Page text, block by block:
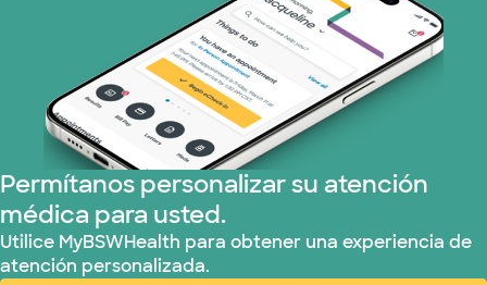
Permítanos personalizar su atención
médica para usted.
Utilice MyBSWHealth para obtener una experiencia de
atención personalizada.